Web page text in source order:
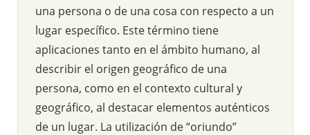
una persona o de una cosa con respecto a un
lugar específico. Este término tiene
aplicaciones tanto en el ámbito humano, al
describir el origen geográfico de una
persona, como en el contexto cultural y
geográfico, al destacar elementos auténticos
de un lugar. La utilización de “oriundo”